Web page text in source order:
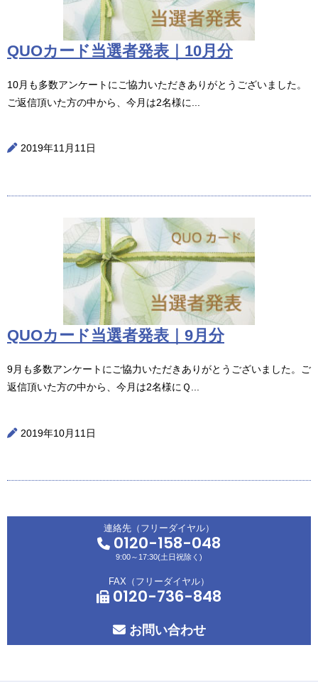
QUOカード当選者発表｜10月分
10月も多数アンケートにご協力いただきありがとうございました。
ご返信頂いた方の中から、今月は2名様に...
2019年11月11日
QUOカード当選者発表｜9月分
9月も多数アンケートにご協力いただきありがとうございました。ご
返信頂いた方の中から、今月は2名様にＱ...
2019年10月11日
連絡先（フリーダイヤル）
0120-158-048
9:00～17:30(土日祝除く)
FAX（フリーダイヤル）
0120-736-848
お問い合わせ